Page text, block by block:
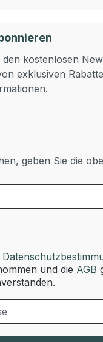
kostenlosen
exklusiven
geben Sie die
und die AGB